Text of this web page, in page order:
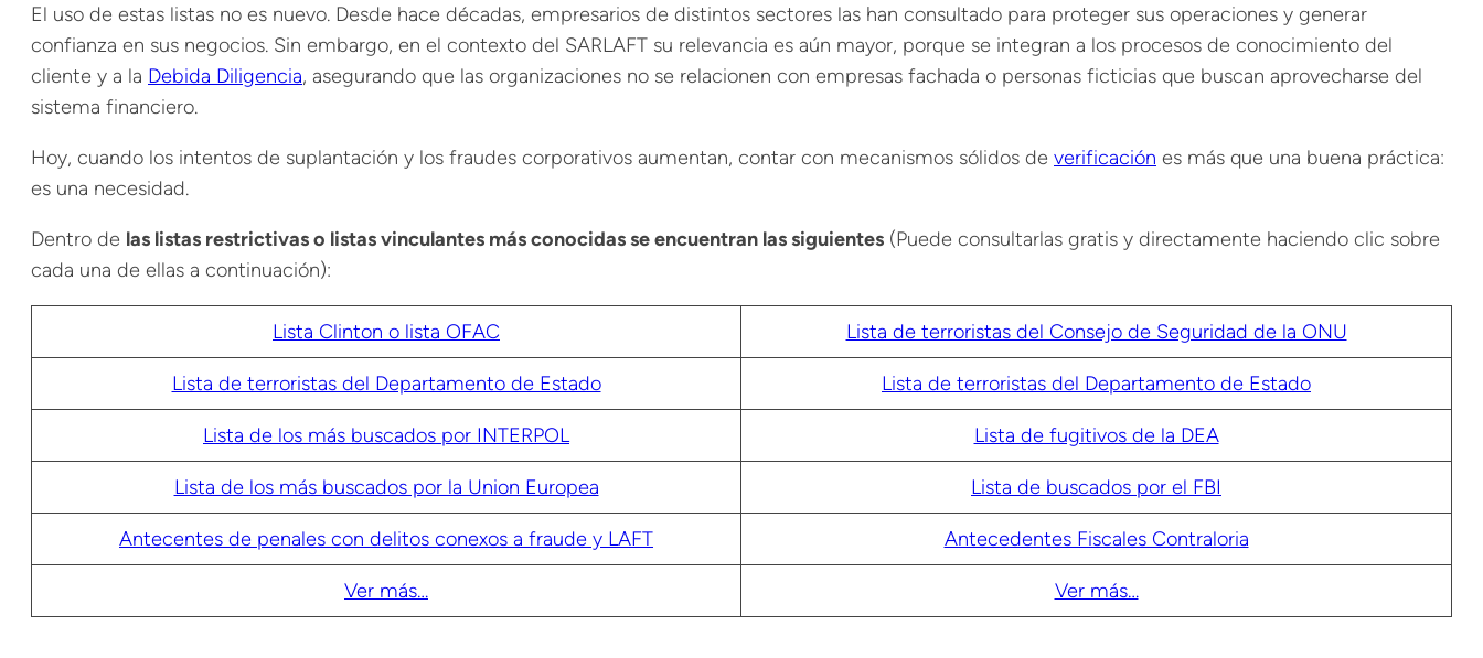
El uso de estas listas no es nuevo. Desde hace décadas, empresarios de distintos sectores las han consultado para proteger sus operaciones y generar
confianza en sus negocios. Sin embargo, en el contexto del SARLAFT su relevancia es aún mayor, porque se integran a los procesos de conocimiento del
cliente y a la Debida Diligencia, asegurando que las organizaciones no se relacionen con empresas fachada o personas ficticias que buscan aprovecharse del
sistema financiero.
Hoy, cuando los intentos de suplantación y los fraudes corporativos aumentan, contar con mecanismos sólidos de verificación es más que una buena práctica:
es una necesidad.
Dentro de las listas restrictivas o listas vinculantes más conocidas se encuentran las siguientes (Puede consultarlas gratis y directamente haciendo clic sobre
cada una de ellas a continuación):
Lista Clinton o lista OFAC Lista de terroristas del Consejo de Seguridad de la ONU
Lista de terroristas del Departamento de Estado Lista de terroristas del Departamento de Estado
Lista de los más buscados por INTERPOL Lista de fugitivos de la DEA
Lista de los más buscados por la Union Europea Lista de buscados por el FBI
Antecentes de penales con delitos conexos a fraude y LAFT Antecedentes Fiscales Contraloria
Ver más… Ver más…